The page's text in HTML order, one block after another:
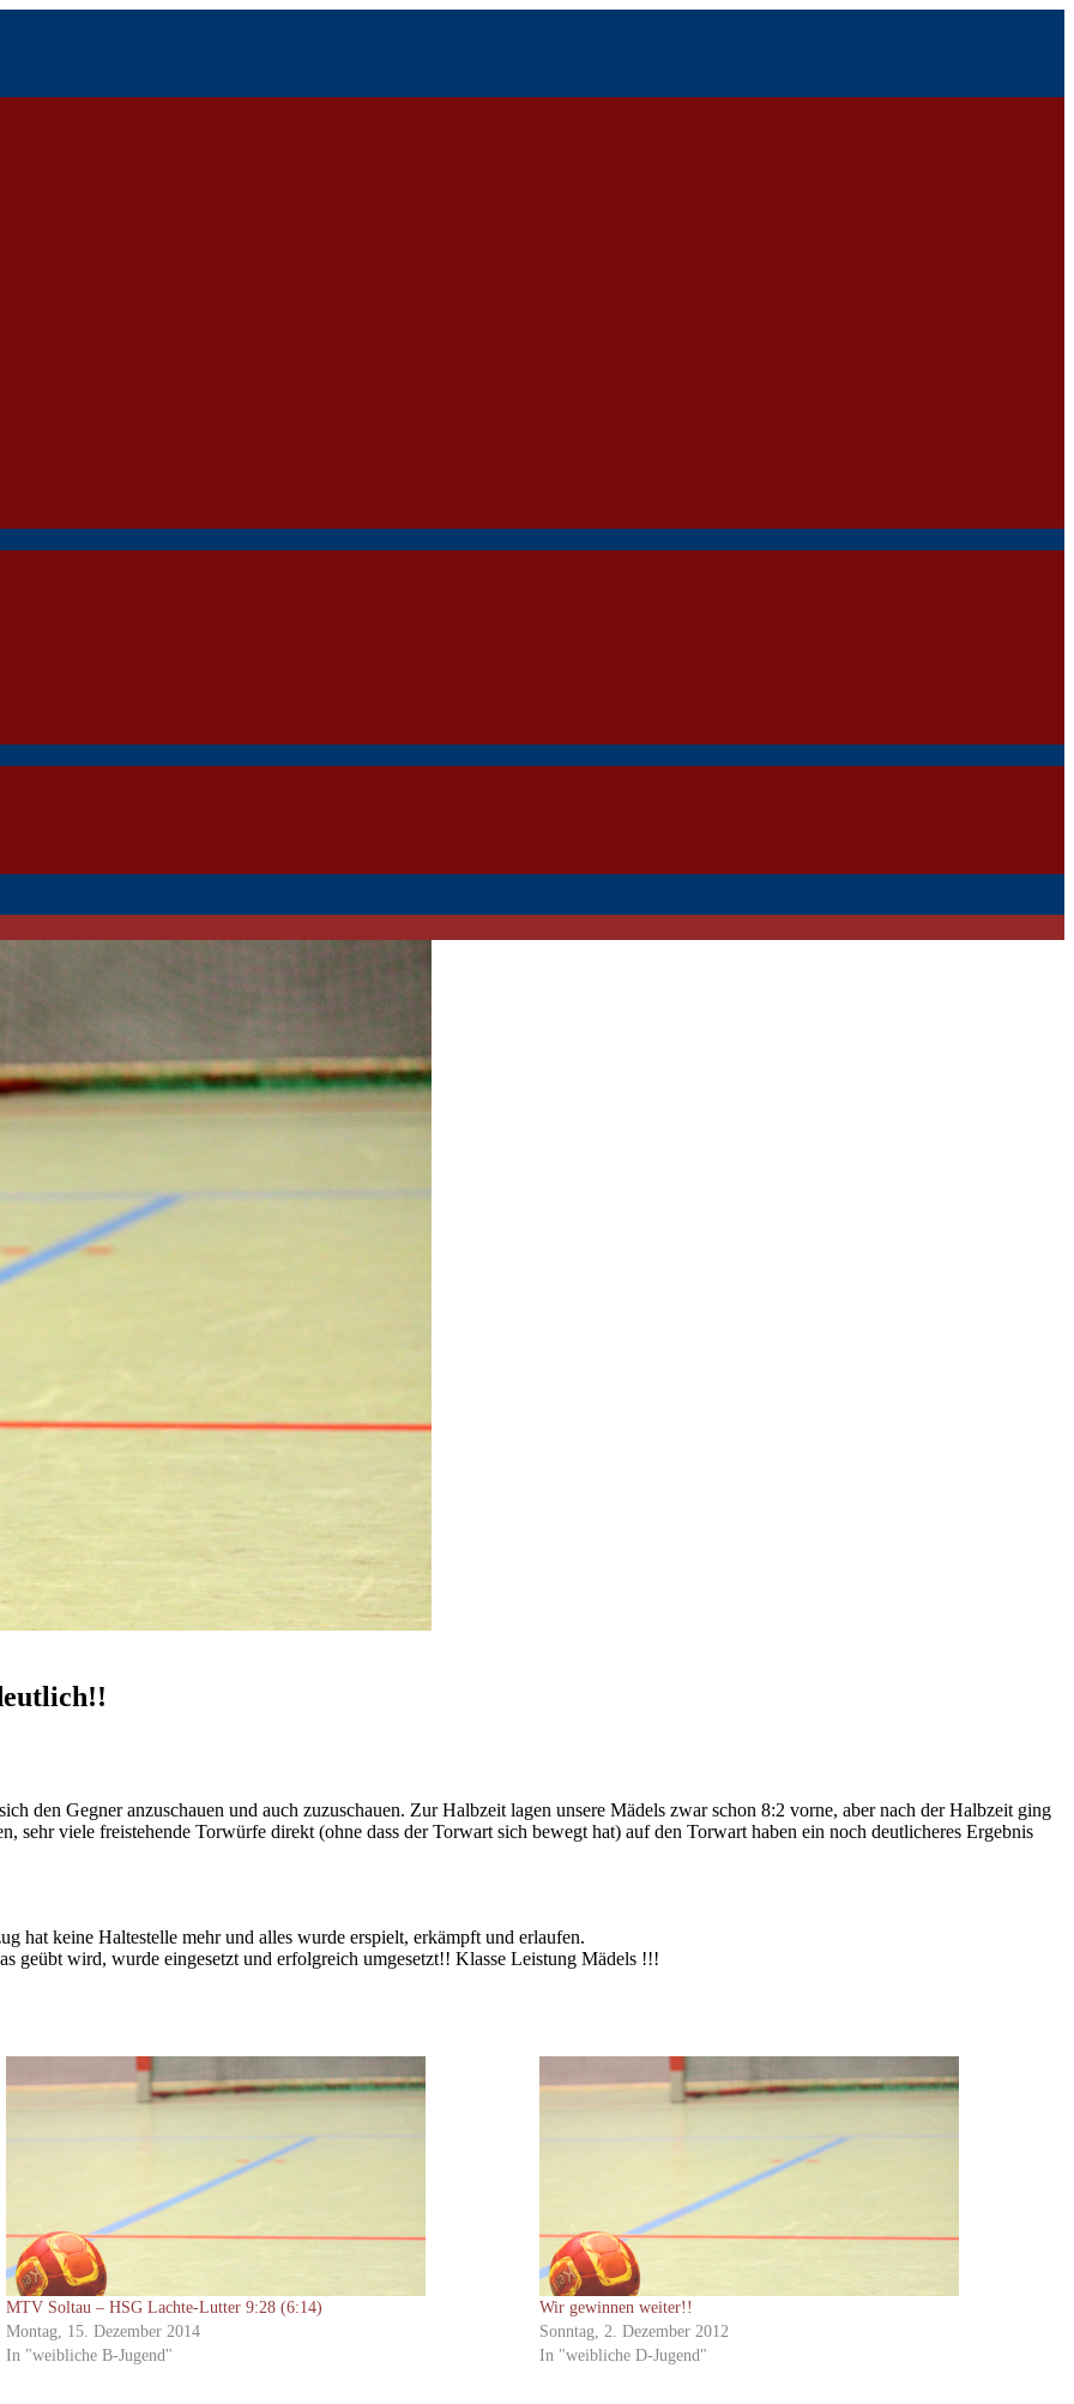
den Gegner anzuschauen und auch zuzuschauen. Zur Halbzeit lagen unsere Mädels zwar schon 8:2 vorne, aber nach der Halbzeit ging
sehr viele freistehende Torwürfe direkt (ohne dass der Torwart sich bewegt hat) auf den Torwart haben ein noch deutlicheres Ergebnis
hat keine Haltestelle mehr und alles wurde erspielt, erkämpft und erlaufen.
geübt wird, wurde eingesetzt und erfolgreich umgesetzt!! Klasse Leistung Mädels !!!
MTV Soltau – HSG Lachte-Lutter 9:28 (6:14)
Montag, 15. Dezember 2014
In "weibliche B-Jugend"
Wir gewinnen weiter!!
Sonntag, 2. Dezember 2012
In "weibliche D-Jugend"